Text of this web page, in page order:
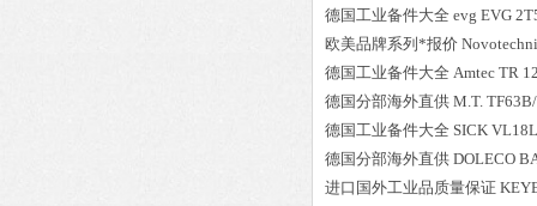
德国工业备件大全 evg EVG
欧美品牌系列*报价
德国工业备件大全 Amtec TR
德国分部海外直供 M.T.
德国工业备件大全 SICK
德国分部海外直供 DOLECO
进口国外工业品质量保证